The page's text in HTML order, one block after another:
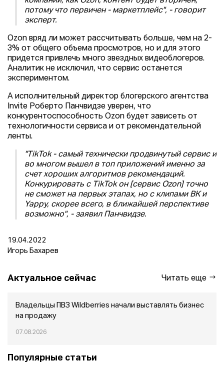
потому что первичен - маркетплейс", - говорит
эксперт.
Ozon вряд ли может рассчитывать больше, чем на 2-
3% от общего объема просмотров, но и для этого
придется привлечь много звездных видеоблогеров.
Аналитик не исключил, что сервис останется
экспериментом.
А исполнительный директор блогерского агентства
Invite Роберто Панчвидзе уверен, что
конкурентоспособность Ozon будет зависеть от
технологичности сервиса и от рекомендательной
ленты.
"TikTok - самый технически продвинутый сервис и
во многом вышел в топ приложений именно за
счет хороших алгоритмов рекомендаций.
Конкурировать с TikTok он [сервис Ozon] точно
не сможет на первых этапах, но с клипами ВК и
Yappy, скорее всего, в ближайшей перспективе
возможно", - заявил Панчвидзе.
19.04.2022
Игорь Бахарев
Актуальное сейчас Читать еще
Владельцы ПВЗ Wildberries начали выставлять бизнес
на продажу
07.08.2026
Популярные статьи